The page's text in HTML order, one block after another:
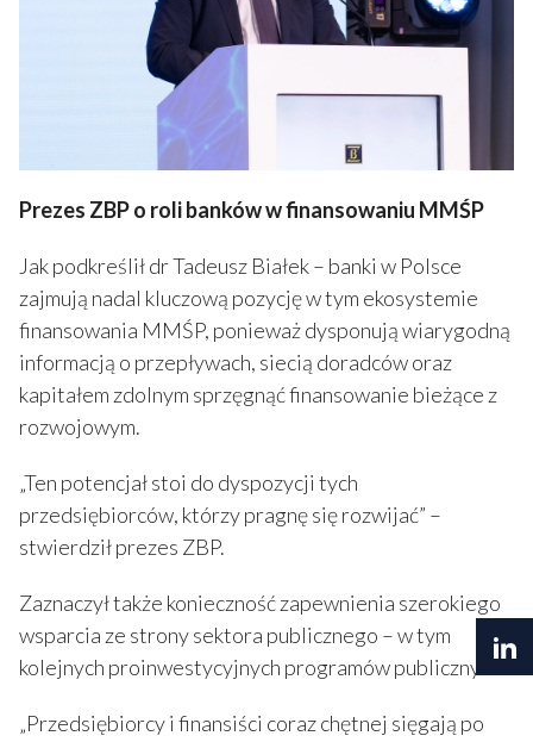
Prezes ZBP o roli banków w finansowaniu MMŚP
Jak podkreślił dr Tadeusz Białek – banki w Polsce
zajmują nadal kluczową pozycję w tym ekosystemie
finansowania MMŚP, ponieważ dysponują wiarygodną
informacją o przepływach, siecią doradców oraz
kapitałem zdolnym sprzęgnąć finansowanie bieżące z
rozwojowym.
„Ten potencjał stoi do dyspozycji tych
przedsiębiorców, którzy pragnę się rozwijać” –
stwierdził prezes ZBP.
Zaznaczył także konieczność zapewnienia szerokiego
wsparcia ze strony sektora publicznego – w tym
kolejnych proinwestycyjnych programów publicznych.
„Przedsiębiorcy i finansiści coraz chętnej sięgają po